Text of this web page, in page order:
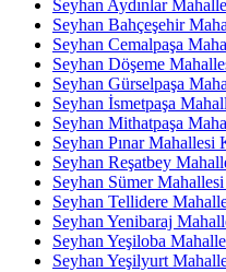
Seyhan Aydınlar
Seyhan Bahçeşehir
Seyhan Cemalpaşa
Seyhan Döşeme
Seyhan Gürselpaşa
Seyhan İsmetpaşa
Seyhan Mithatpaşa
Seyhan Pınar Mahallesi
Seyhan Reşatbey
Seyhan Sümer
Seyhan Tellidere
Seyhan Yenibaraj
Seyhan Yeşiloba
Seyhan Yeşilyurt